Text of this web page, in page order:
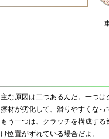
主な原因は二つあるんだ。一つは
擦材が劣化して、滑りやすくなっ
もう一つは、クラッチを構成する
け位置がずれている場合だよ。